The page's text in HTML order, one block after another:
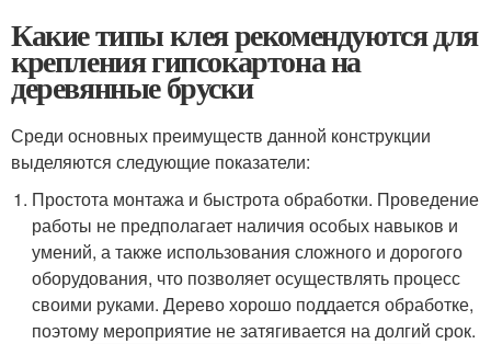
Какие типы клея рекомендуются для
крепления гипсокартона на
деревянные бруски
Среди основных преимуществ данной конструкции
выделяются следующие показатели:
Простота монтажа и быстрота обработки. Проведение
работы не предполагает наличия особых навыков и
умений, а также использования сложного и дорогого
оборудования, что позволяет осуществлять процесс
своими руками. Дерево хорошо поддается обработке,
поэтому мероприятие не затягивается на долгий срок.